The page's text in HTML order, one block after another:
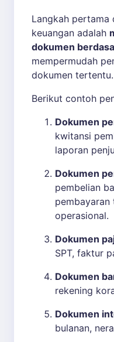
Langkah pertama
keuangan adalah
dokumen
mempermudah
dokumen tertentu.
Berikut contoh
Dokumen
kwitansi
laporan
Dokumen
pembelian
pembayaran
operasional.
Dokumen
SPT, faktur
Dokumen
rekening
Dokumen
bulanan,